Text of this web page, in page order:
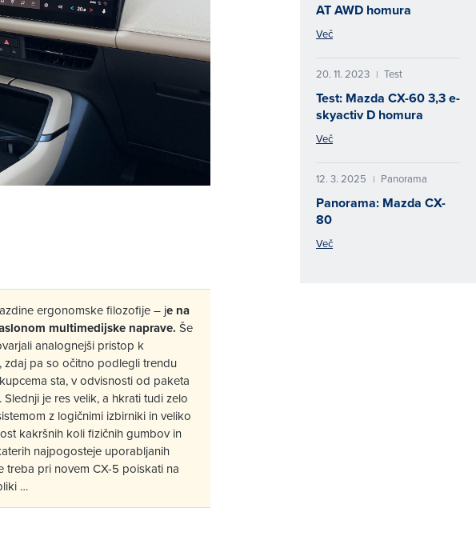
ergonomske filozofije – je na
multimedijske naprave. Še
analognejši pristop k
zdaj pa so očitno podlegli trendu
sta, v odvisnosti od paketa
. Slednji je res velik, a hkrati tudi zelo
z logičnimi izbirniki in veliko
kakršnih koli fizičnih gumbov in
najpogosteje uporabljanih
treba pri novem CX-5 poiskati na
…
AT AWD homura
Več
20. 11. 2023 | Test
Test: Mazda CX-60 3,3 e-
skyactiv D homura
Več
12. 3. 2025 | Panorama
Panorama: Mazda CX-
80
Več